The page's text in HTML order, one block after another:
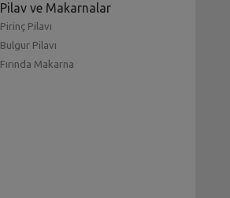
Pilav ve Makarnalar
Pirinç Pilavı
Bulgur Pilavı
Fırında Makarna